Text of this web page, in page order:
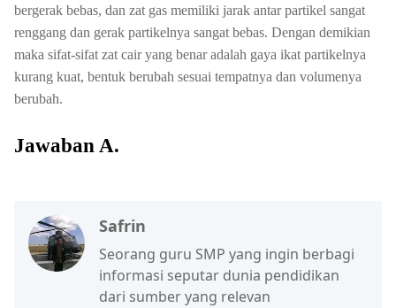
bergerak bebas, dan zat gas memiliki jarak antar partikel sangat
renggang dan gerak partikelnya sangat bebas. Dengan demikian
maka sifat-sifat zat cair yang benar adalah gaya ikat partikelnya
kurang kuat, bentuk berubah sesuai tempatnya dan volumenya
berubah.
Jawaban A.
Safrin
Seorang guru SMP yang ingin berbagi
informasi seputar dunia pendidikan
dari sumber yang relevan